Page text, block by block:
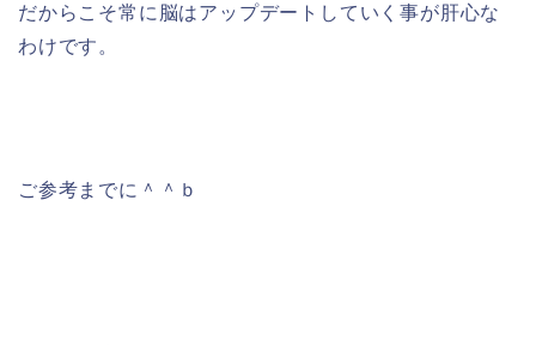
だからこそ常に脳はアップデートしていく事が肝心な
わけです。
ご参考までに＾＾ｂ